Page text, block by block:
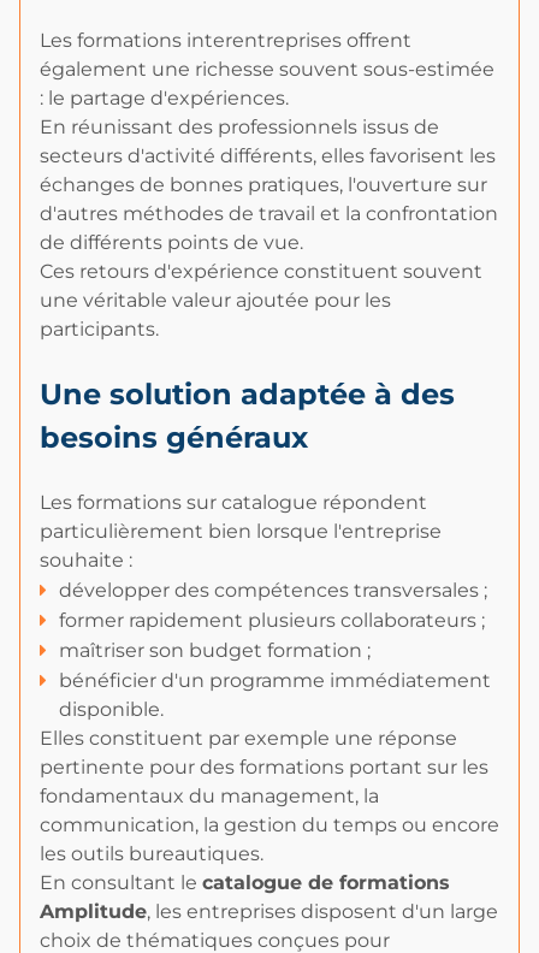
Les formations interentreprises offrent
également une richesse souvent sous-estimée
: le partage d'expériences.
En réunissant des professionnels issus de
secteurs d'activité différents, elles favorisent les
échanges de bonnes pratiques, l'ouverture sur
d'autres méthodes de travail et la confrontation
de différents points de vue.
Ces retours d'expérience constituent souvent
une véritable valeur ajoutée pour les
participants.
Une solution adaptée à des
besoins généraux
Les formations sur catalogue répondent
particulièrement bien lorsque l'entreprise
souhaite :
développer des compétences transversales ;
former rapidement plusieurs collaborateurs ;
maîtriser son budget formation ;
bénéficier d'un programme immédiatement
disponible.
Elles constituent par exemple une réponse
pertinente pour des formations portant sur les
fondamentaux du management, la
communication, la gestion du temps ou encore
les outils bureautiques.
En consultant le catalogue de formations
Amplitude, les entreprises disposent d'un large
choix de thématiques conçues pour